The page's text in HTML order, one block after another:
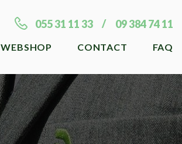
055 31 11 33 09 384 74 11
WEBSHOP CONTACT FAQ